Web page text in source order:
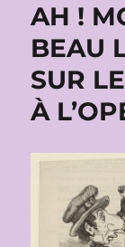
AH !
BEAU
SUR
À